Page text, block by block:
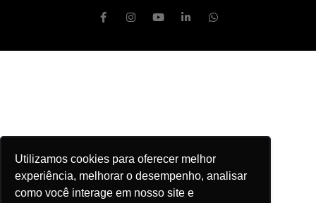
Utilizamos cookies para oferecer melhor
experiência, melhorar o desempenho, analisar
como você interage em nosso site e